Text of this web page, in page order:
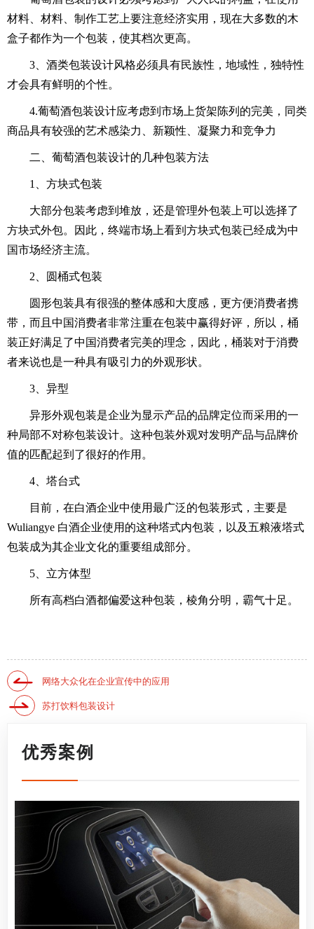
材料、材料、制作工艺上要注意经济实用，现在大多数的木
盒子都作为一个包装，使其档次更高。
3、酒类包装设计风格必须具有民族性，地域性，独特性
才会具有鲜明的个性。
4.葡萄酒包装设计应考虑到市场上货架陈列的完美，同类
商品具有较强的艺术感染力、新颖性、凝聚力和竞争力
二、葡萄酒包装设计的几种包装方法
1、方块式包装
大部分包装考虑到堆放，还是管理外包装上可以选择了
方块式外包。因此，终端市场上看到方块式包装已经成为中
国市场经济主流。
2、圆桶式包装
圆形包装具有很强的整体感和大度感，更方便消费者携
带，而且中国消费者非常注重在包装中赢得好评，所以，桶
装正好满足了中国消费者完美的理念，因此，桶装对于消费
者来说也是一种具有吸引力的外观形状。
3、异型
异形外观包装是企业为显示产品的品牌定位而采用的一
种局部不对称包装设计。这种包装外观对发明产品与品牌价
值的匹配起到了很好的作用。
4、塔台式
目前，在白酒企业中使用最广泛的包装形式，主要是
Wuliangye 白酒企业使用的这种塔式内包装，以及五粮液塔式
包装成为其企业文化的重要组成部分。
5、立方体型
所有高档白酒都偏爱这种包装，棱角分明，霸气十足。
网络大众化在企业宣传中的应用
苏打饮料包装设计
优秀案例